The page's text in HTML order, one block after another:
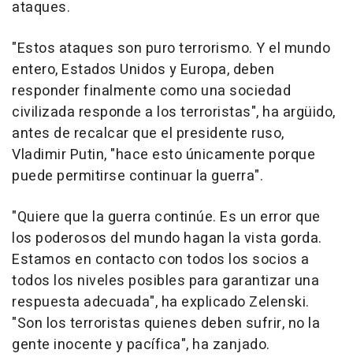
ataques.
"Estos ataques son puro terrorismo. Y el mundo
entero, Estados Unidos y Europa, deben
responder finalmente como una sociedad
civilizada responde a los terroristas", ha argüido,
antes de recalcar que el presidente ruso,
Vladimir Putin, "hace esto únicamente porque
puede permitirse continuar la guerra".
"Quiere que la guerra continúe. Es un error que
los poderosos del mundo hagan la vista gorda.
Estamos en contacto con todos los socios a
todos los niveles posibles para garantizar una
respuesta adecuada", ha explicado Zelenski.
"Son los terroristas quienes deben sufrir, no la
gente inocente y pacífica", ha zanjado.